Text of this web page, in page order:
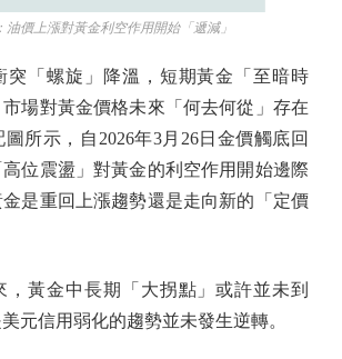
上漲對黃金利空作用開始「遞減」
「螺旋」降溫，短期黃金「至暗時
場對黃金價格未來「何去何從」存在
所示，自2026年3月26日金價觸底回
位震盪」對黃金的利空作用開始邊際
是重回上漲趨勢還是走向新的「定價
黃金中長期「大拐點」或許並未到
元信用弱化的趨勢並未發生逆轉。